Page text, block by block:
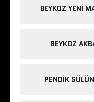
BEYKOZ YENI
BEYKOZ
PENDIK